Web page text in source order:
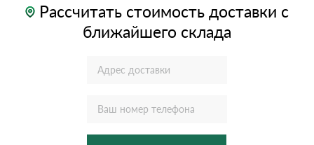
Рассчитать стоимость доставки с
ближайшего склада